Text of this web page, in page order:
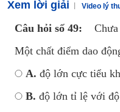
Xem lời giải Video lý
Câu hỏi số 49:
Một chất điểm dao
A. độ lớn cực tiểu
B. độ lớn tỉ lệ với